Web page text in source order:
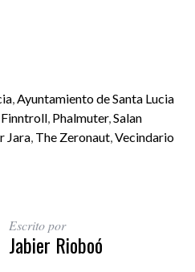
,Ayuntamiento de Santa Lucia
Finntroll, Phalmuter,Salan
Jara, The Zeronaut,Vecindario
Escrito por
Jabier Rioboó